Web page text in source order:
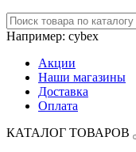
Например: cybex
Акции
Наши магазины
Доставка
Оплата
КАТАЛОГ ТОВАРОВ